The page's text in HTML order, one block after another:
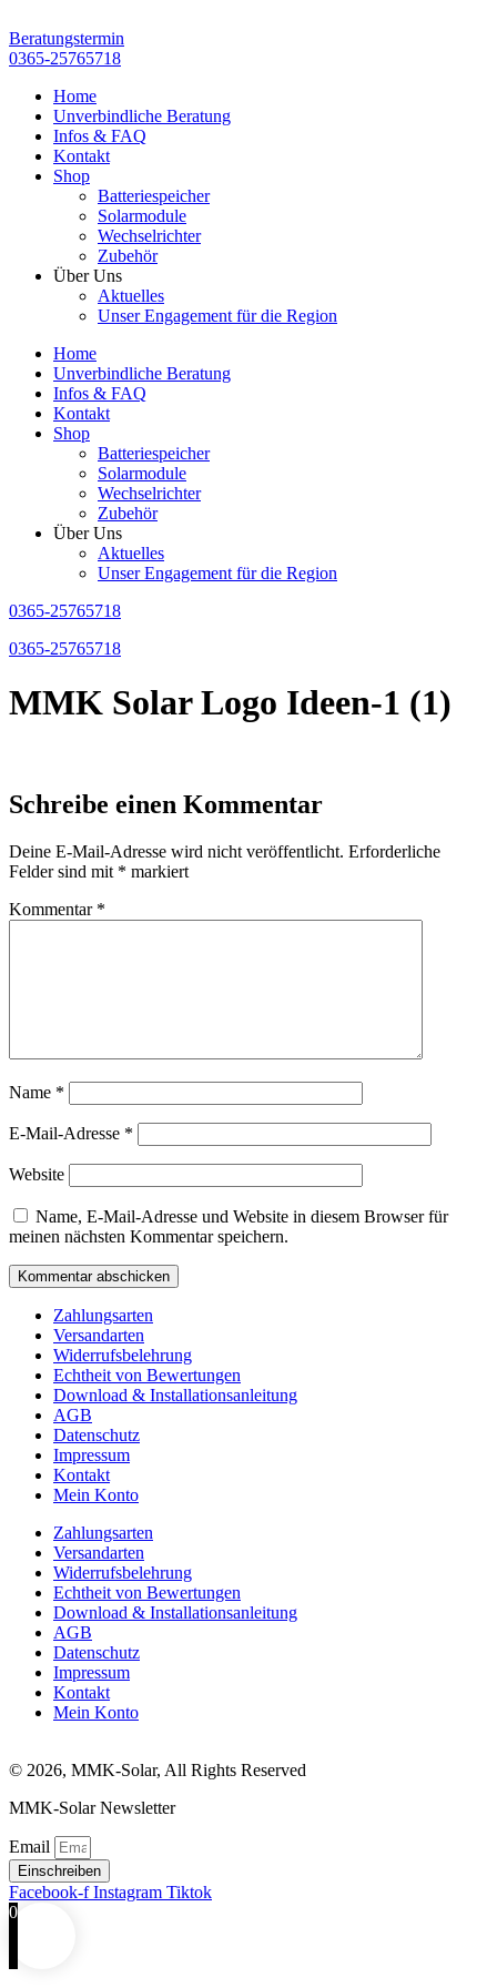
Inhalt
springen
Beratungstermin
0365-25765718
Home
Unverbindliche Beratung
Infos & FAQ
Kontakt
Shop
Batteriespeicher
Solarmodule
Wechselrichter
Zubehör
Über Uns
Aktuelles
Unser Engagement für die Region
Home
Unverbindliche Beratung
Infos & FAQ
Kontakt
Shop
Batteriespeicher
Solarmodule
Wechselrichter
Zubehör
Über Uns
Aktuelles
Unser Engagement für die Region
0365-25765718
0365-25765718
MMK Solar Logo Ideen-1 (1)
Schreibe einen Kommentar
Deine E-Mail-Adresse wird nicht veröffentlicht. Erforderliche
Felder sind mit * markiert
Kommentar *
Name *
E-Mail-Adresse *
Website
Name, E-Mail-Adresse und Website in diesem Browser für
meinen nächsten Kommentar speichern.
Zahlungsarten
Versandarten
Widerrufsbelehrung
Echtheit von Bewertungen
Download & Installationsanleitung
AGB
Datenschutz
Impressum
Kontakt
Mein Konto
Zahlungsarten
Versandarten
Widerrufsbelehrung
Echtheit von Bewertungen
Download & Installationsanleitung
AGB
Datenschutz
Impressum
Kontakt
Mein Konto
© 2026, MMK-Solar, All Rights Reserved
MMK-Solar Newsletter
Email
Einschreiben
Facebook-f Instagram Tiktok
0